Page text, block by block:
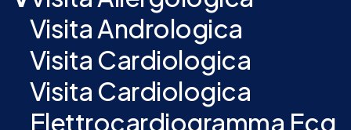
Visita Andrologica
Visita Cardiologica
Visita Cardiologica
Elettrocardiogramma Ecg